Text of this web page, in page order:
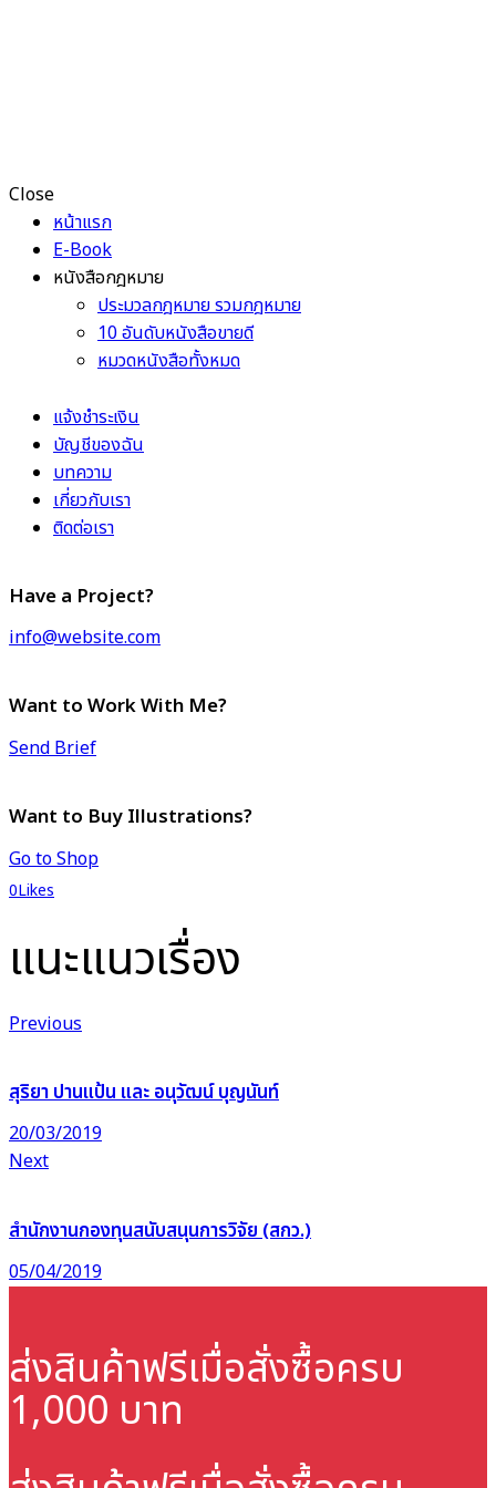
Close
หน้าแรก
E-Book
หนังสือกฎหมาย
ประมวลกฎหมาย รวมกฎหมาย
10 อันดับหนังสือขายดี
หมวดหนังสือทั้งหมด
แจ้งชำระเงิน
บัญชีของฉัน
บทความ
เกี่ยวกับเรา
ติดต่อเรา
Have a Project?
info@website.com
Want to Work With Me?
Send Brief
Want to Buy Illustrations?
Go to Shop
0Likes
แนะแนวเรื่อง
Previous
สุริยา ปานแป้น และ อนุวัฒน์ บุญนันท์
20/03/2019
Next
สำนักงานกองทุนสนับสนุนการวิจัย (สกว.)
05/04/2019
ส่งสินค้าฟรีเมื่อสั่งซื้อครบ
1,000 บาท